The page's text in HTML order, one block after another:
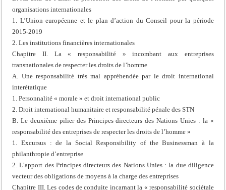
organisations internationales
1. L’Union européenne et le plan d’action du Conseil pour la période
2015-2019
2. Les institutions financières internationales
Chapitre II. La « responsabilité » incombant aux entreprises
transnationales de respecter les droits de l’homme
A. Une responsabilité très mal appréhendée par le droit international
interétatique
1. Personnalité « morale » et droit international public
2. Droit international humanitaire et responsabilité pénale des STN
B. Le deuxième pilier des Principes directeurs des Nations Unies : la «
responsabilité des entreprises de respecter les droits de l’homme »
1. Excursus : de la Social Responsibility of the Businessman à la
philanthropie d’entreprise
2. L’apport des Principes directeurs des Nations Unies : la due diligence
vecteur des obligations de moyens à la charge des entreprises
Chapitre III. Les codes de conduite incarnant la « responsabilité sociétale